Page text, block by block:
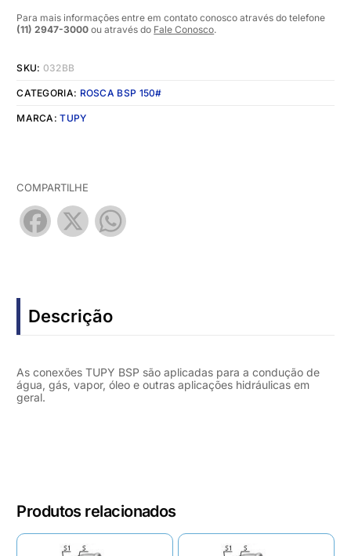
Para mais informações entre em contato conosco através do telefone
(11) 2947-3000 ou através do Fale Conosco.
SKU: 032BB
CATEGORIA: ROSCA BSP 150#
MARCA:TUPY
COMPARTILHE
Facebook
X
Descrição
As conexões TUPY BSP são aplicadas para a condução de
água, gás, vapor, óleo e outras aplicações hidráulicas em
geral.
Produtos relacionados